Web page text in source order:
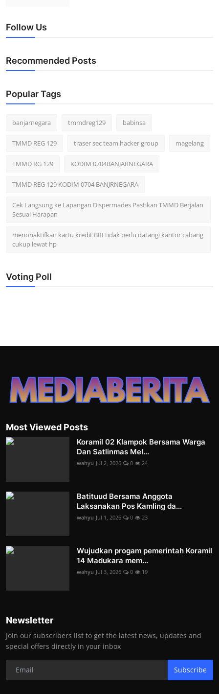
Follow Us
Recommended Posts
Popular Tags
banjarnegara tmmdreg129 babinsa
TMMD REG 129 traser sec team hacker group magelang
TMMD RG 129 KODIM 0704BANJARNEGARA
TMMD REG 129 KODIM 0704 BANJRNEGARA
Cek Langsung ke Lapangan Dispermades Pastikan TMMD Berjalan
Sesuai Harapan
menonaktifkan kartu kredit BRI tidak perlu datangi kantor cabang
cukup lewat hp
Voting Poll
Most Viewed Posts
Koramil 02 Klampok Bersama Warga
Dan Satlinmas Mel...
wahyu Jul 2, 2026 0 24
Batituud Bersama Anggota
Laksanakan Pos Kamling da...
wahyu Jul 1, 2026 0 23
Wujudkan progam pemerintah Koramil
14 Madukara mem...
wahyu Jul 3, 2026 0 19
Newsletter
Join our subscribers list to get the latest news, updates and
special offers directly in your inbox
Subscribe